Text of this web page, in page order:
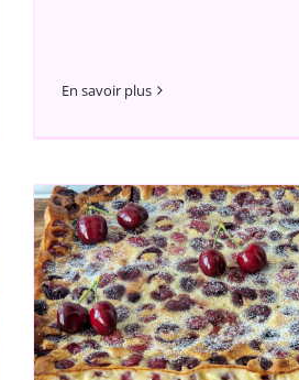
En savoir plus